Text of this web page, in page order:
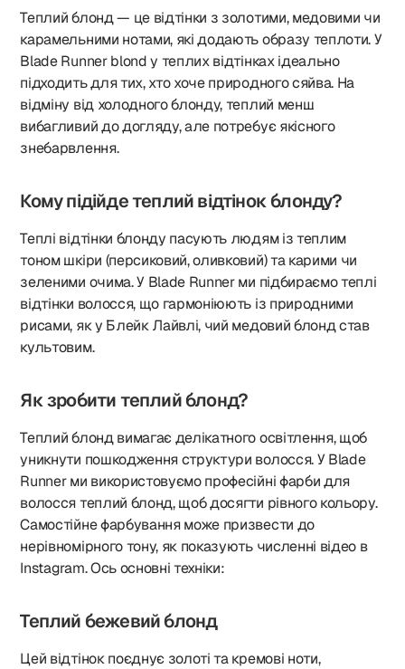
Теплий блонд — це відтінки з золотими, медовими чи
карамельними нотами, які додають образу теплоти. У
Blade Runner blond у теплих відтінках ідеально
підходить для тих, хто хоче природного сяйва. На
відміну від холодного блонду, теплий менш
вибагливий до догляду, але потребує якісного
знебарвлення.
Кому підійде теплий відтінок блонду?
Теплі відтінки блонду пасують людям із теплим
тоном шкіри (персиковий, оливковий) та карими чи
зеленими очима. У Blade Runner ми підбираємо теплі
відтінки волосся, що гармоніюють із природними
рисами, як у Блейк Лайвлі, чий медовий блонд став
культовим.
Як зробити теплий блонд?
Теплий блонд вимагає делікатного освітлення, щоб
уникнути пошкодження структури волосся. У Blade
Runner ми використовуємо професійні фарби для
волосся теплий блонд, щоб досягти рівного кольору.
Самостійне фарбування може призвести до
нерівномірного тону, як показують численні відео в
Instagram. Ось основні техніки:
Теплий бежевий блонд
Цей відтінок поєднує золоті та кремові ноти,